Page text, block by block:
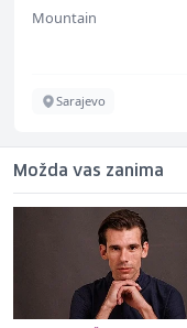
Mountain
Sarajevo
Možda vas zanima